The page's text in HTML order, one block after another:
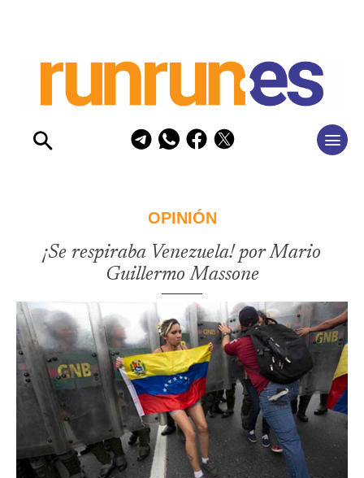
OPINIÓN
¡Se respiraba Venezuela! por Mario
Guillermo Massone